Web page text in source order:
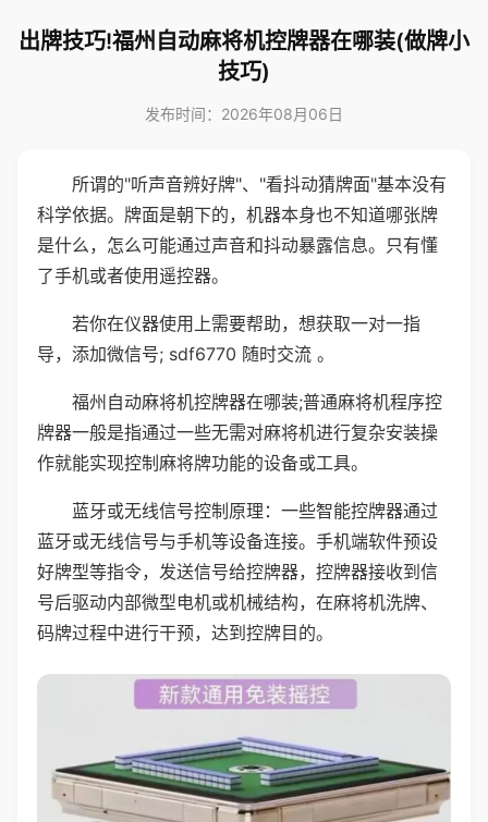
出牌技巧!福州自动麻将机控牌器在哪装(做牌小
技巧)
发布时间：2026年08月06日
所谓的"听声音辨好牌"、"看抖动猜牌面"基本没有
科学依据。牌面是朝下的，机器本身也不知道哪张牌
是什么，怎么可能通过声音和抖动暴露信息。只有懂
了手机或者使用遥控器。
若你在仪器使用上需要帮助，想获取一对一指
导，添加微信号; sdf6770 随时交流 。
福州自动麻将机控牌器在哪装;普通麻将机程序控
牌器一般是指通过一些无需对麻将机进行复杂安装操
作就能实现控制麻将牌功能的设备或工具。
蓝牙或无线信号控制原理：一些智能控牌器通过
蓝牙或无线信号与手机等设备连接。手机端软件预设
好牌型等指令，发送信号给控牌器，控牌器接收到信
号后驱动内部微型电机或机械结构，在麻将机洗牌、
码牌过程中进行干预，达到控牌目的。